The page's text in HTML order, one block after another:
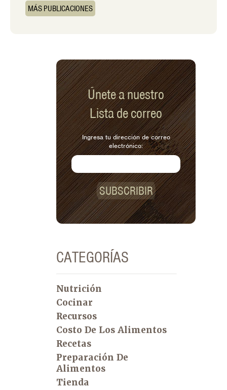
MÁS PUBLICACIONES
Únete a nuestro
Lista de correo
Ingresa tu dirección de correo
electrónico:
SUBSCRIBIR
CATEGORÍAS
Nutrición
Cocinar
Recursos
Costo De Los Alimentos
Recetas
Preparación De
Alimentos
Tienda